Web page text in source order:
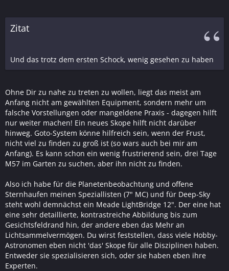
Zitat
Und das trotz dem ersten Schock, wenig gesehen zu haben
Ohne Dir zu nahe zu treten zu wollen, liegt das meist am
Anfang nicht am gewählten Equipment, sondern mehr um
falsche Vorstellungen oder mangeldene Praxis - dagegen hilft
nur weiter machen! Ein neues Skope hilft nicht darüber
hinweg. Goto-System könne hilfreich sein, wenn der Frust,
nicht viel zu finden zu groß ist (so wars auch bei mir am
Anfang). Es kann schon ein wenig frustrierend sein, drei Tage
M57 im Garten zu suchen, aber ihn nicht zu finden.
Also ich habe für die Planetenbeobachtung und offene
Sternhaufen meinen Speziallisten (7" MC) und für Deep-Sky
steht wohl demnächst ein Meade LightBridge 12". Der eine hat
eine sehr detaillierte, kontrastreiche Abbildung bis zum
Gesichtsfeldrand hin, der andere eben das Mehr an
Lichtsammelvermögen. Du wirst feststellen, dass viele Hobby-
Astronomen eben nicht 'das' Skope für alle Disziplinen haben.
Entweder sie spezialisieren sich, oder sie haben eben ihre
Experten.